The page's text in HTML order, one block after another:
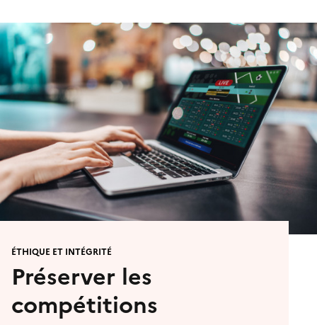
ÉTHIQUE ET INTÉGRITÉ
Préserver les
compétitions